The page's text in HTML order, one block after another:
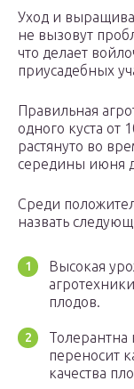
Уход и
не вызовут
что делает
приусадебных
Правильная
одного куста от
растянуто во
середины июня
Среди
назвать
Высокая
плодов.
Толерантна
переносит
качества